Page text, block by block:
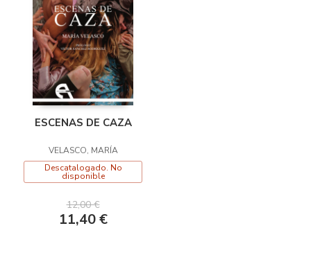
ESCENAS DE CAZA
VELASCO, MARÍA
Descatalogado. No
disponible
12,00 €
11,40 €